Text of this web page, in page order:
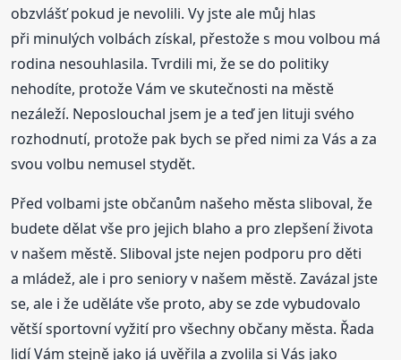
obzvlášť pokud je nevolili. Vy jste ale můj hlas
při minulých volbách získal, přestože s mou volbou má
rodina nesouhlasila. Tvrdili mi, že se do politiky
nehodíte, protože Vám ve skutečnosti na městě
nezáleží. Neposlouchal jsem je a teď jen lituji svého
rozhodnutí, protože pak bych se před nimi za Vás a za
svou volbu nemusel stydět.
Před volbami jste občanům našeho města sliboval, že
budete dělat vše pro jejich blaho a pro zlepšení života
v našem městě. Sliboval jste nejen podporu pro děti
a mládež, ale i pro seniory v našem městě. Zavázal jste
se, ale i že uděláte vše proto, aby se zde vybudovalo
větší sportovní vyžití pro všechny občany města. Řada
lidí Vám stejně jako já uvěřila a zvolila si Vás jako